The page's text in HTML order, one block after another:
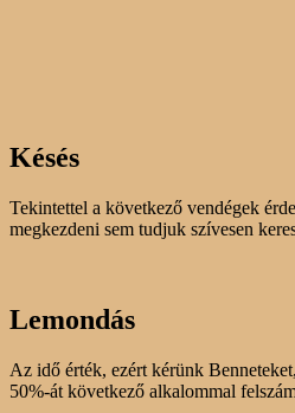
Késés
Tekintettel a következő vendégek
megkezdeni sem tudjuk szívesen
Lemondás
Az idő érték, ezért kérünk
50%-át következő alkalommal